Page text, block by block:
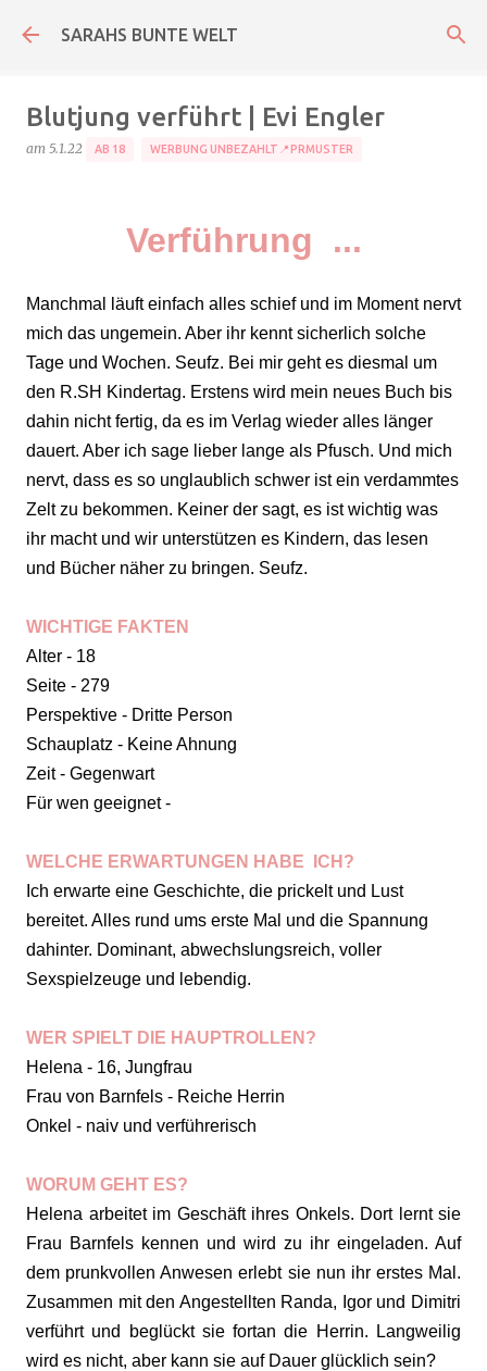
Direkt zum Hauptbereich
SARAHS BUNTE WELT
Blutjung verführt | Evi Engler
am 5.1.22 AB 18 WERBUNG UNBEZAHLT📍PRMUSTER
Verführung ...
Manchmal läuft einfach alles schief und im Moment nervt
mich das ungemein. Aber ihr kennt sicherlich solche
Tage und Wochen. Seufz. Bei mir geht es diesmal um
den R.SH Kindertag. Erstens wird mein neues Buch bis
dahin nicht fertig, da es im Verlag wieder alles länger
dauert. Aber ich sage lieber lange als Pfusch. Und mich
nervt, dass es so unglaublich schwer ist ein verdammtes
Zelt zu bekommen. Keiner der sagt, es ist wichtig was
ihr macht und wir unterstützen es Kindern, das lesen
und Bücher näher zu bringen. Seufz.
WICHTIGE FAKTEN
Alter - 18
Seite - 279
Perspektive - Dritte Person
Schauplatz - Keine Ahnung
Zeit - Gegenwart
Für wen geeignet -
WELCHE ERWARTUNGEN HABE ICH?
Ich erwarte eine Geschichte, die prickelt und Lust
bereitet. Alles rund ums erste Mal und die Spannung
dahinter. Dominant, abwechslungsreich, voller
Sexspielzeuge und lebendig.
WER SPIELT DIE HAUPTROLLEN?
Helena - 16, Jungfrau
Frau von Barnfels - Reiche Herrin
Onkel - naiv und verführerisch
WORUM GEHT ES?
Helena arbeitet im Geschäft ihres Onkels. Dort lernt sie
Frau Barnfels kennen und wird zu ihr eingeladen. Auf
dem prunkvollen Anwesen erlebt sie nun ihr erstes Mal.
Zusammen mit den Angestellten Randa, Igor und Dimitri
verführt und beglückt sie fortan die Herrin. Langweilig
wird es nicht, aber kann sie auf Dauer glücklich sein?